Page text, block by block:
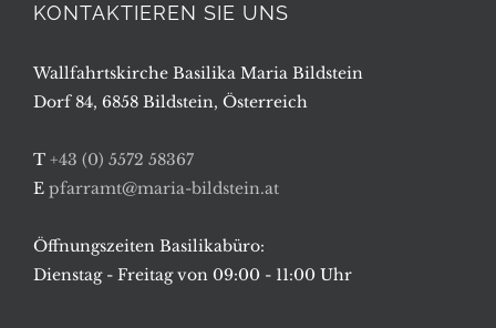
KONTAKTIEREN SIE UNS
Wallfahrtskirche Basilika Maria Bildstein
Dorf 84, 6858 Bildstein, Österreich
T +43 (0) 5572 58367
E pfarramt@maria-bildstein.at
Öffnungszeiten Basilikabüro:
Dienstag - Freitag von 09:00 - 11:00 Uhr